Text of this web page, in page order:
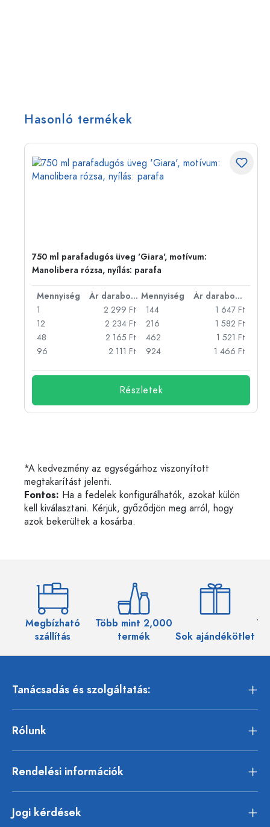
Hasonló termékek
750 ml parafadugós üveg 'Giara', motívum:
Manolibera rózsa, nyílás: parafa
Mennyiség Ár darabonként Mennyiség
Ár darabonként
1
2 299 Ft
12
2 234 Ft
48
2 165 Ft
96
2 111 Ft
144
1 647 Ft
216
1 582 Ft
462
1 521 Ft
924
1 466 Ft
Részletek
*A kedvezmény az egységárhoz viszonyított
megtakarítást jelenti.
Fontos: Ha a fedelek konfigurálhatók, azokat külön
kell kiválasztani. Kérjük, győződjön meg arról, hogy
azok bekerültek a kosárba.
Megbízható
szállítás
Több mint 2,000
termék
Sok ajándékötlet
Tanácsadás és szolgáltatás:
Rólunk
Rendelési információk
Jogi kérdések